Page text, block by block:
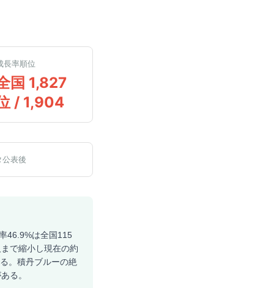
長率順位
国 1,827
/ 1,904
表後
46.9%は全国115
で縮小し現在の約
。積丹ブルーの絶
る。